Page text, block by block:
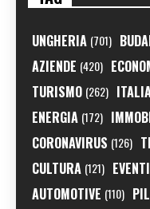
UNGHERIA (701)
AZIENDE (420)
TURISMO (262)
ENERGIA (172)
CORONAVIRUS (126)
CULTURA (121) EVENTI
AUTOMOTIVE (110) PIL